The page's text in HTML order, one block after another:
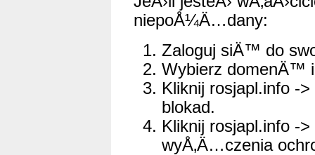
niepoÅ¼Ä…dany:
Zaloguj siÄ™ do
Wybierz domenÄ™ i
Kliknij rosjapl.info -
blokad.
Kliknij rosjapl.info -
wyÅ‚Ä…czenia